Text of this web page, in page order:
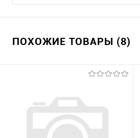
ПОХОЖИЕ ТОВАРЫ (8)